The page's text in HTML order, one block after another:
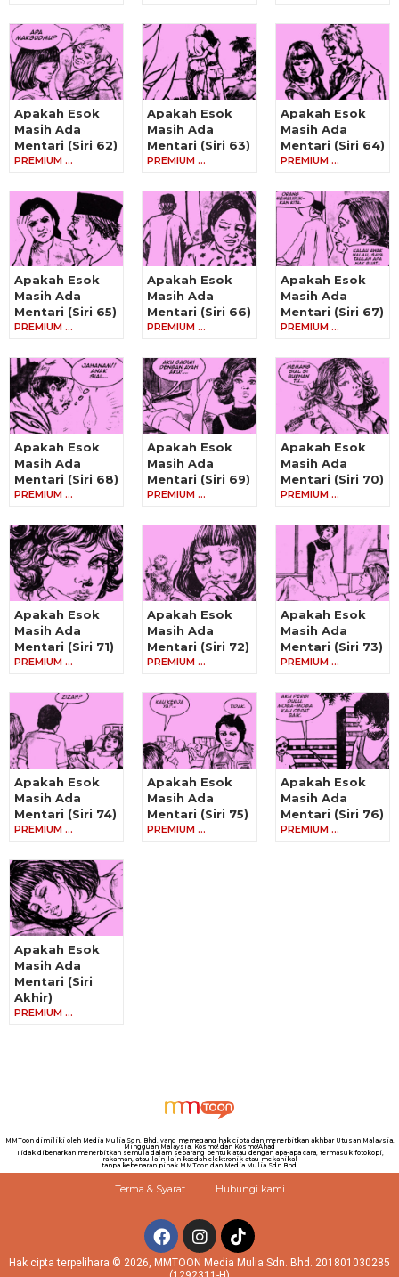
Apakah Esok
Masih Ada
Mentari (Siri 62)
PREMIUM …
Apakah Esok
Masih Ada
Mentari (Siri 63)
PREMIUM …
Apakah Esok
Masih Ada
Mentari (Siri 64)
PREMIUM …
Apakah Esok
Masih Ada
Mentari (Siri 65)
PREMIUM …
Apakah Esok
Masih Ada
Mentari (Siri 66)
PREMIUM …
Apakah Esok
Masih Ada
Mentari (Siri 67)
PREMIUM …
Apakah Esok
Masih Ada
Mentari (Siri 68)
PREMIUM …
Apakah Esok
Masih Ada
Mentari (Siri 69)
PREMIUM …
Apakah Esok
Masih Ada
Mentari (Siri 70)
PREMIUM …
Apakah Esok
Masih Ada
Mentari (Siri 71)
PREMIUM …
Apakah Esok
Masih Ada
Mentari (Siri 72)
PREMIUM …
Apakah Esok
Masih Ada
Mentari (Siri 73)
PREMIUM …
Apakah Esok
Masih Ada
Mentari (Siri 74)
PREMIUM …
Apakah Esok
Masih Ada
Mentari (Siri 75)
PREMIUM …
Apakah Esok
Masih Ada
Mentari (Siri 76)
PREMIUM …
Apakah Esok
Masih Ada
Mentari (Siri
Akhir)
PREMIUM …
MMToon dimiliki oleh Media Mulia Sdn. Bhd. yang memegang hak cipta dan menerbitkan akhbar Utusan Malaysia,
Mingguan Malaysia, Kosmo! dan Kosmo!Ahad
Tidak dibenarkan menerbitkan semula dalam sebarang bentuk atau dengan apa-apa cara, termasuk fotokopi,
rakaman, atau lain-lain kaedah elektronik atau mekanikal
tanpa kebenaran pihak MMToon dan Media Mulia Sdn Bhd.
Terma & Syarat Hubungi kami
Hak cipta terpelihara © 2026, MMTOON Media Mulia Sdn. Bhd. 201801030285